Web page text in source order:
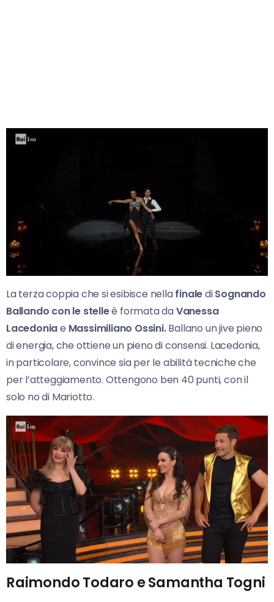
La terza coppia che si esibisce nellafinalediSognando
Ballando con le stelleè formata daVanessa
Lacedoniae Massimiliano Ossini.Ballano un jive pieno
di energia, che ottiene un pieno di consensi. Lacedonia,
in particolare, convince sia per le abilità tecniche che
per l’atteggiamento. Ottengono ben 40 punti, con il
solo no di Mariotto.
Raimondo Todaro e Samantha Togni